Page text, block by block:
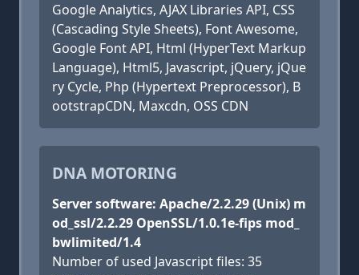
Google Analytics, AJAX Libraries API, CSS
(Cascading Style Sheets), Font Awesome,
Google Font API, Html (HyperText Markup
Language), Html5, Javascript, jQuery, jQue
ry Cycle, Php (Hypertext Preprocessor), B
ootstrapCDN, Maxcdn, OSS CDN
DNA MOTORING
Server software: Apache/2.2.29 (Unix) m
od_ssl/2.2.29 OpenSSL/1.0.1e-fips mod_
bwlimited/1.4
Number of used Javascript files: 35